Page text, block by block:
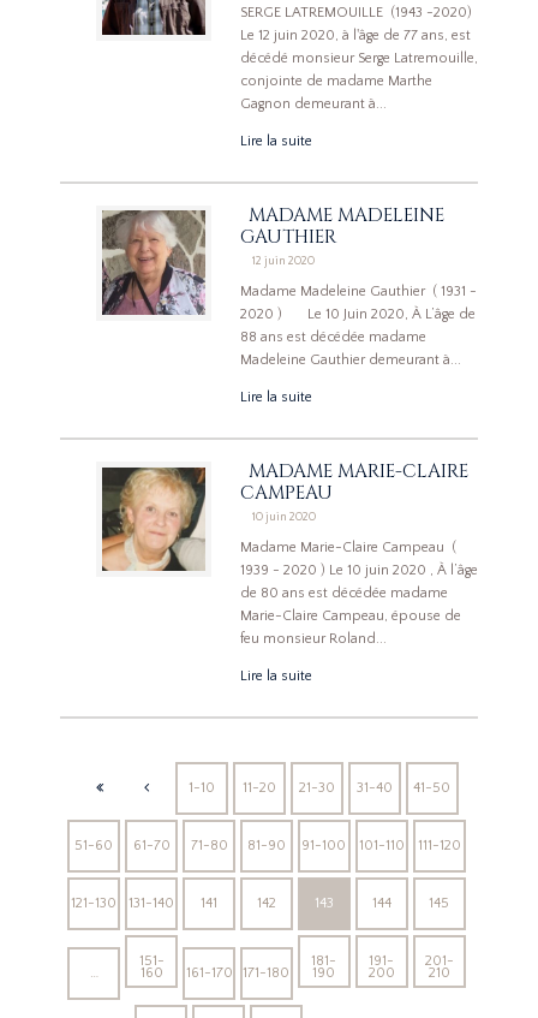
SERGE LATREMOUILLE (1943 -2020)
Le 12 juin 2020, à l'âge de 77 ans, est
décédé monsieur Serge Latremouille,
conjointe de madame Marthe
Gagnon demeurant à...
Lire la suite
MADAME MADELEINE
GAUTHIER
12 juin 2020
Madame Madeleine Gauthier ( 1931 -
2020 ) Le 10 Juin 2020, À L’âge de
88 ans est décédée madame
Madeleine Gauthier demeurant à...
Lire la suite
MADAME MARIE-CLAIRE
CAMPEAU
10 juin 2020
Madame Marie-Claire Campeau (
1939 - 2020 ) Le 10 juin 2020 , À l’âge
de 80 ans est décédée madame
Marie-Claire Campeau, épouse de
feu monsieur Roland...
Lire la suite
1-10 11-20 21-30 31-40 41-50
51-60 61-70 71-80 81-90 91-100 101-110 111-120
121-130 131-140 141 142 143 144 145
151-
160 161-170 171-180
181-
190
191-
200
201-
210